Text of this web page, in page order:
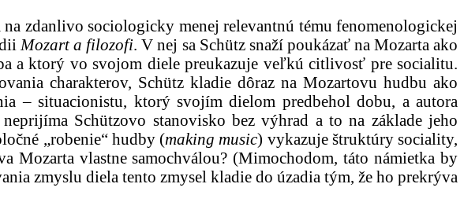
na zdanlivo sociologicky menej relevantnú tému fenomenologickej
Mozart a filozofi . V nej sa Schütz snaží poukázať na Mozarta ako
a ktorý vo svojom diele preukazuje veľkú citlivosť pre socialitu.
charakterov, Schütz kladie dôraz na Mozartovu hudbu ako
– situacionistu, ktorý svojím dielom predbehol dobu, a autora
Schützovo stanovisko bez výhrad a to na základe jeho
„robenie“ hudby (making music) vykazuje štruktúry sociality,
vlastne samochválou? (Mimochodom, táto námietka by
zmyslu diela tento zmysel kladie do úzadia tým, že ho prekrýva